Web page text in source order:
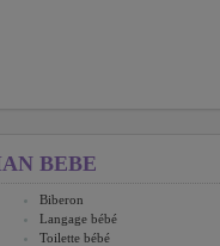
BEBE
Biberon
Langage bébé
Toilette bébé